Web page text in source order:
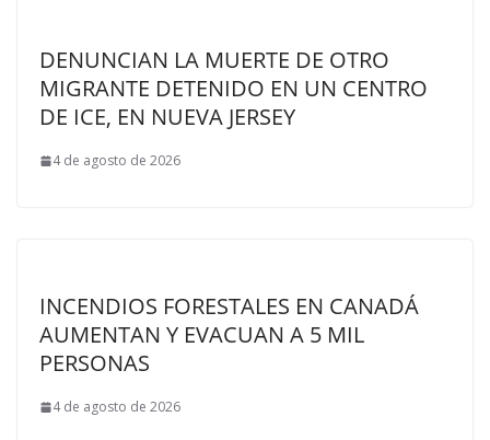
DENUNCIAN LA MUERTE DE OTRO
MIGRANTE DETENIDO EN UN CENTRO
DE ICE, EN NUEVA JERSEY
4 de agosto de 2026
INCENDIOS FORESTALES EN CANADÁ
AUMENTAN Y EVACUAN A 5 MIL
PERSONAS
4 de agosto de 2026